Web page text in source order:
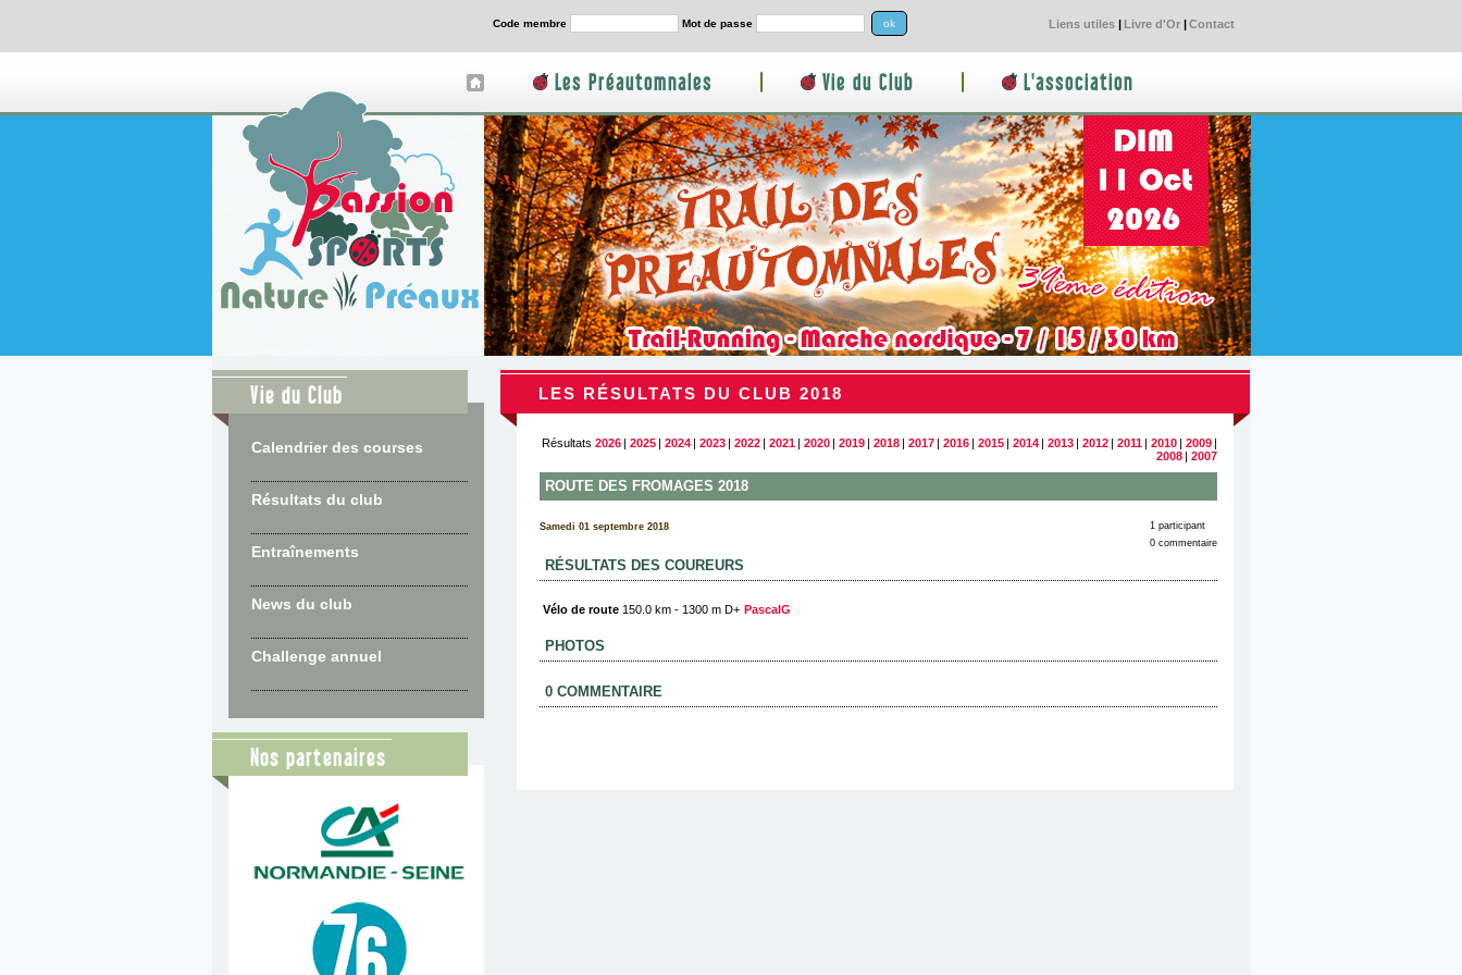
Code membre Mot de passe Liens utiles| Livre d'Or| Contact
Les Préautomnales Vie du Club L'association
Vie du Club
Calendrier des courses
Résultats du club
Entraînements
News du club
Challenge annuel
Nos partenaires
LES RÉSULTATS DU CLUB 2018
Résultats 2026 | 2025 | 2024 | 2023 | 2022 | 2021 | 2020 | 2019 | 2018 | 2017 | 2016 | 2015 | 2014 | 2013 | 2012 | 2011 | 2010 | 2009 |
2008 | 2007
ROUTE DES FROMAGES 2018
1 participant
0 commentaire
Samedi 01 septembre 2018
RÉSULTATS DES COUREURS
Vélo de route150.0 km - 1300 m D+ PascalG
PHOTOS
0 COMMENTAIRE